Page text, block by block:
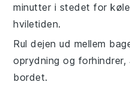
minutter i stedet for
hviletiden.
Rul dejen ud mellem
oprydning og
bordet.